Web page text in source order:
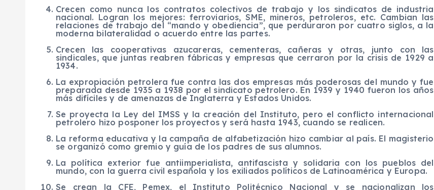
Crecen como nunca los contratos colectivos de trabajo y los sindicatos de industria
nacional. Logran los mejores: ferroviarios, SME, mineros, petroleros, etc. Cambian las
relaciones de trabajo del “mando y obediencia”, que perduraron por cuatro siglos, a la
moderna bilateralidad o acuerdo entre las partes.
Crecen las cooperativas azucareras, cementeras, cañeras y otras, junto con las
sindicales, que juntas reabren fábricas y empresas que cerraron por la crisis de 1929 a
1934.
La expropiación petrolera fue contra las dos empresas más poderosas del mundo y fue
preparada desde 1935 a 1938 por el sindicato petrolero. En 1939 y 1940 fueron los años
más difíciles y de amenazas de Inglaterra y Estados Unidos.
Se proyecta la Ley del IMSS y la creación del Instituto, pero el conflicto internacional
petrolero hizo posponer los proyectos y será hasta 1943, cuando se realicen.
La reforma educativa y la campaña de alfabetización hizo cambiar al país. El magisterio
se organizó como gremio y guía de los padres de sus alumnos.
La política exterior fue antiimperialista, antifascista y solidaria con los pueblos del
mundo, con la guerra civil española y los exiliados políticos de Latinoamérica y Europa.
Se crean la CFE, Pemex, el Instituto Politécnico Nacional y se nacionalizan los